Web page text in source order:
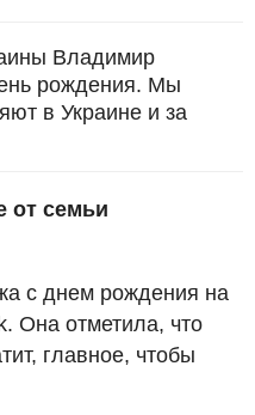
Владимир
рождения. Мы
в Украине и за
от семьи
с днем рождения на
Она отметила, что
главное, чтобы